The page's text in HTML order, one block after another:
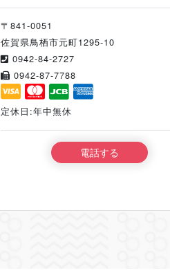
〒841-0051
佐賀県鳥栖市元町1295-10
0942-84-2727
0942-87-7788
定休日:年中無休
電話する